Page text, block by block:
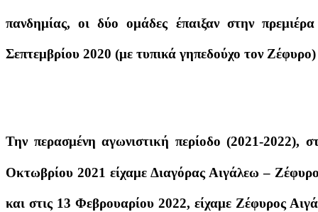
πανδημίας, οι δύο ομάδες έπαιξαν στην
Σεπτεμβρίου 2020 (με τυπικά γηπεδούχο τον
Την περασμένη αγωνιστική περίοδο (2021-2022),
Οκτωβρίου 2021 είχαμε Διαγόρας Αιγάλεω –
και στις 13 Φεβρουαρίου 2022, είχαμε Ζέφυρος